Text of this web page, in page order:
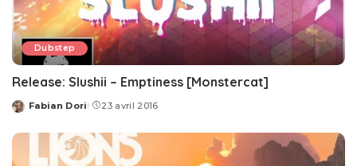
Dubstep
Release: Slushii – Emptiness [Monstercat]
Posted
Fabian Dori 23 avril 2016